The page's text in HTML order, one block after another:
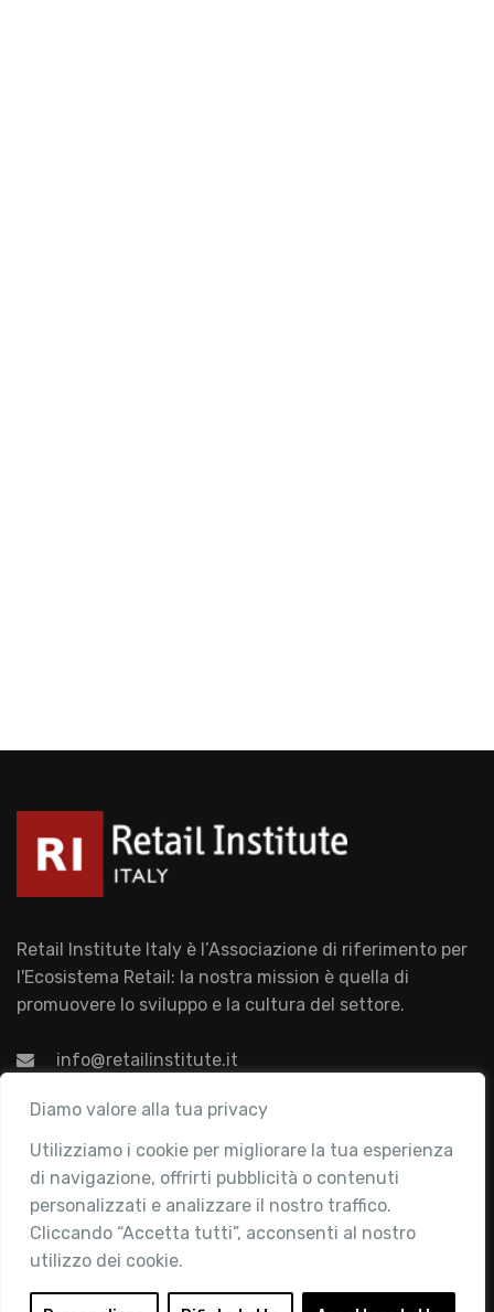
Diamo valore alla tua privacy
Utilizziamo i cookie per migliorare la tua esperienza
di navigazione, offrirti pubblicità o contenuti
personalizzati e analizzare il nostro traffico.
Cliccando “Accetta tutti”, acconsenti al nostro
utilizzo dei cookie.
Retail Institute Italy è l’Associazione di riferimento per
l'Ecosistema Retail: la nostra mission è quella di
promuovere lo sviluppo e la cultura del settore.
info@retailinstitute.it
Associazione
Chi siamo
Attività
Contatti
Area Riservata